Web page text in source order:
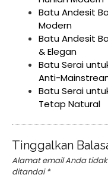
Batu Andesit
Modern
Batu Andesit
& Elegan
Batu Serai
Anti-
Batu Serai
Tetap Natural
Tinggalkan
Alamat email Anda
ditandai*